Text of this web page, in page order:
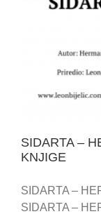
SIDARTA
SIDARTA –
KNJIGE
SIDARTA –
SIDARTA –